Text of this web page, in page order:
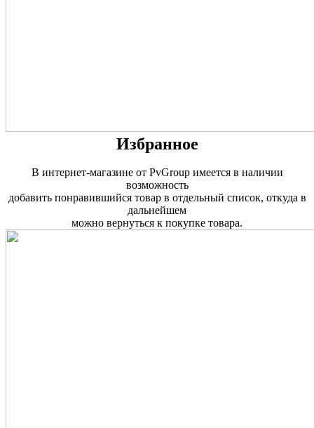
Избранное
В интернет-магазине от PvGroup имеется в наличии
возможность
добавить понравившийся товар в отдельный список, откуда в
дальнейшем
можно вернуться к покупке товара.